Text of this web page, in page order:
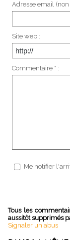
Adresse email (non
Site web :
Commentaire * :
Me notifier
Tous les
aussitôt supprimés
Signaler un abus